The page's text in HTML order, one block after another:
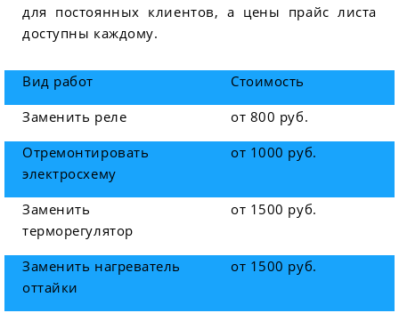
для постоянных клиентов, а цены прайс листа
доступны каждому.
Вид работ
Стоимость
Заменить реле
от 800 руб.
Отремонтировать
электросхему
от 1000 руб.
Заменить
терморегулятор
от 1500 руб.
Заменить нагреватель
оттайки
от 1500 руб.